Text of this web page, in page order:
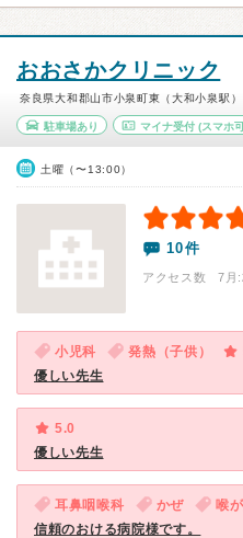
おおさかクリニック
奈良県大和郡山市小泉町東（大和小泉駅）
駐車場あり マイナ受付(スマホ
土曜（〜13:00）
10件
アクセス数 7月:
小児科 発熱（子供）
優しい先生
5.0
優しい先生
耳鼻咽喉科 かぜ 喉
信頼のおける病院様です。